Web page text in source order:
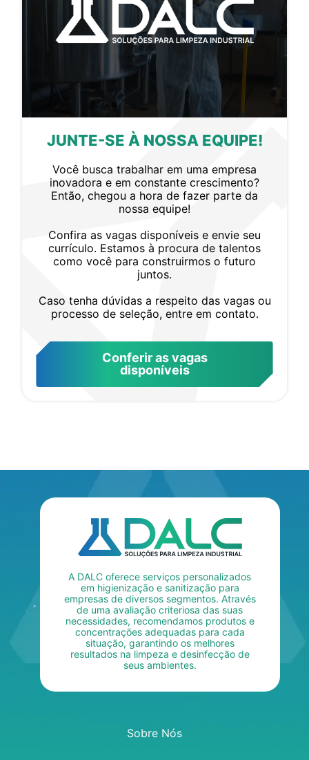
JUNTE-SE À NOSSA EQUIPE!
Você busca trabalhar em uma empresa
inovadora e em constante crescimento?
Então, chegou a hora de fazer parte da
nossa equipe!
Confira as vagas disponíveis e envie seu
currículo. Estamos à procura de talentos
como você para construirmos o futuro
juntos.
Caso tenha dúvidas a respeito das vagas ou
processo de seleção, entre em contato.
Conferir as vagas
disponíveis
A DALC oferece serviços personalizados
em higienização e sanitização para
empresas de diversos segmentos. Através
de uma avaliação criteriosa das suas
necessidades, recomendamos produtos e
concentrações adequadas para cada
situação, garantindo os melhores
resultados na limpeza e desinfecção de
seus ambientes.
Sobre Nós